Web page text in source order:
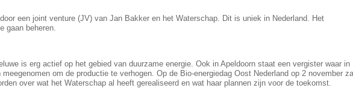
een joint venture (JV) van Jan Bakker en het Waterschap. Dit is uniek in Nederland. Het
gaan beheren.
is erg actief op het gebied van duurzame energie. Ook in Apeldoorn staat een vergister waar in
om de productie te verhogen. Op de Bio-energiedag Oost Nederland op 2 november
over wat het Waterschap al heeft gerealiseerd en wat haar plannen zijn voor de toekomst.